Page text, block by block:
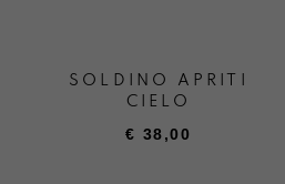
SOLDINO APRITI
CIELO
€ 38,00